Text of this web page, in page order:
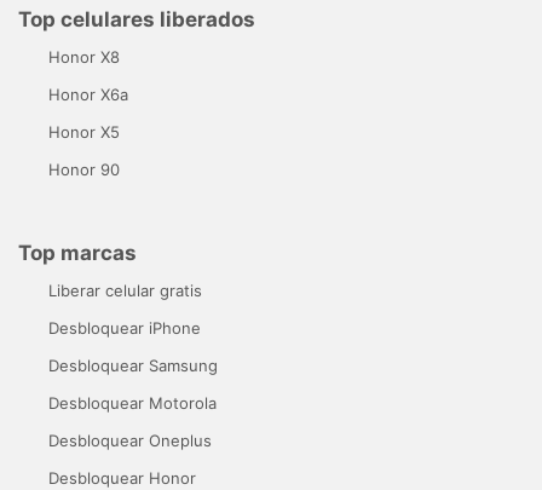
Top celulares liberados
Honor X8
Honor X6a
Honor X5
Honor 90
Top marcas
Liberar celular gratis
Desbloquear iPhone
Desbloquear Samsung
Desbloquear Motorola
Desbloquear Oneplus
Desbloquear Honor